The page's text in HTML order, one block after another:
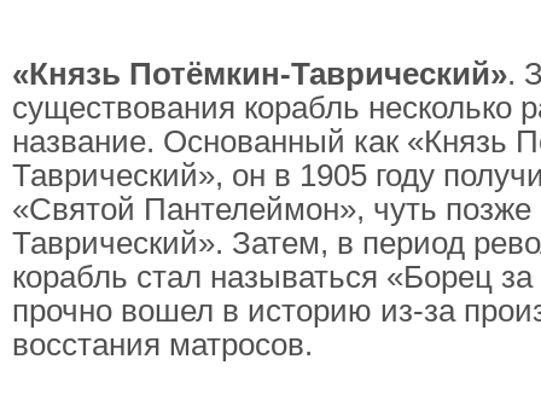
«Князь Потёмкин-Таврический».
существования корабль несколько
название. Основанный как «Князь
Таврический», он в 1905 году
«Святой Пантелеймон», чуть
Таврический». Затем, в период
корабль стал называться «Борец
прочно вошел в историю из-за
восстания матросов.